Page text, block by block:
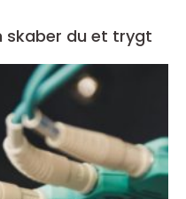
skaber du et trygt